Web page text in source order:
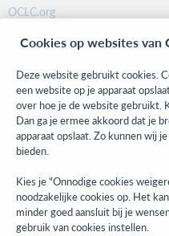
OCLC.org
Community
Research
WebJunction
Developer Network
Stay in the know.
Get the latest product updates,
right to your inbox.
Subscribe now
Cookies op websites van
Deze website gebruikt cookies.
een website op je apparaat
over hoe je de website gebruikt.
Dan ga je ermee akkoord dat je
apparaat opslaat. Zo kunnen wij
bieden.
Kies je "Onnodige cookies
noodzakelijke cookies op. Het
minder goed aansluit bij je
gebruik van cookies instellen.